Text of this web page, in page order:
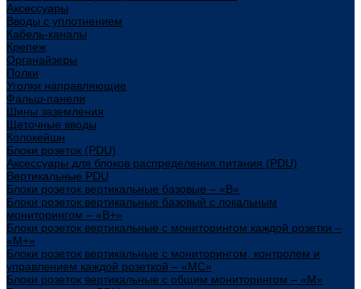
Аксессуары
Вводы с уплотнением
Кабель-каналы
Крепеж
Органайзеры
Полки
Уголки направляющие
Фальш-панели
Шины заземления
Щеточные вводы
Колокейшн
Блоки розеток (PDU)
Аксессуары для блоков распределения питания (PDU)
Вертикальные PDU
Блоки розеток вертикальные базовые – «В»
Блоки розеток вертикальные базовый с локальным
мониторингом – «В+»
Блоки розеток вертикальные с мониторингом каждой розетки –
«М+»
Блоки розеток вертикальные с мониторингом, контролем и
управлением каждой розеткой – «МС»
Блоки розеток вертикальные с общим мониторингом – «М»